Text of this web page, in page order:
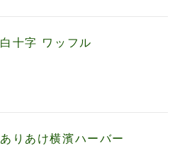
白十字 ワッフル
ありあけ横濱ハーバー